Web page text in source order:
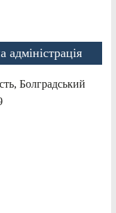
Болградський